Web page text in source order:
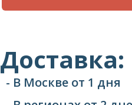
Доставка:
- В Москве от 1 дня